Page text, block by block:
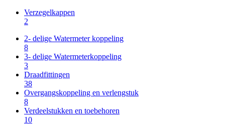
Verzegelkappen
2
2- delige Watermeter koppeling
8
3- delige Watermeterkoppeling
3
Draadfittingen
38
Overgangskoppeling en verlengstuk
8
Verdeelstukken en toebehoren
10